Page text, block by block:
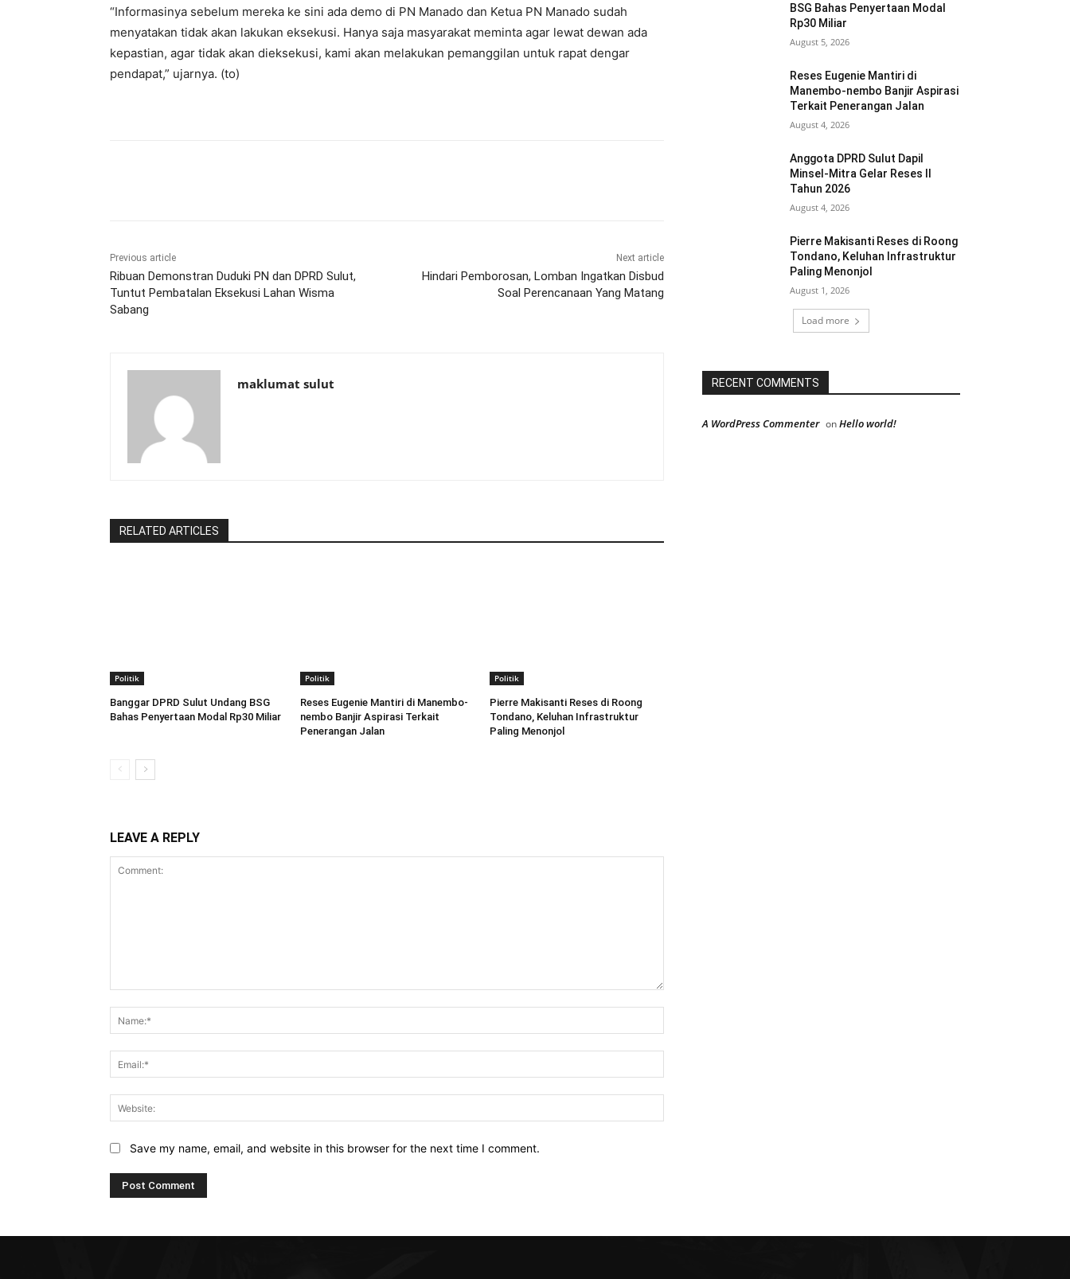
“Informasinya sebelum mereka ke sini ada demo di PN Manado dan Ketua PN Manado sudah
menyatakan tidak akan lakukan eksekusi. Hanya saja masyarakat meminta agar lewat dewan ada
kepastian, agar tidak akan dieksekusi, kami akan melakukan pemanggilan untuk rapat dengar
pendapat,” ujarnya. (to)
Previous article
Ribuan Demonstran Duduki PN dan DPRD Sulut,
Tuntut Pembatalan Eksekusi Lahan Wisma
Sabang
Next article
Hindari Pemborosan, Lomban Ingatkan Disbud
Soal Perencanaan Yang Matang
maklumat sulut
RELATED ARTICLES
Politik
Banggar DPRD Sulut Undang BSG
Bahas Penyertaan Modal Rp30 Miliar
Politik
Reses Eugenie Mantiri di Manembo-
nembo Banjir Aspirasi Terkait
Penerangan Jalan
Politik
Pierre Makisanti Reses di Roong
Tondano, Keluhan Infrastruktur
Paling Menonjol
LEAVE A REPLY
Save my name, email, and website in this browser for the next time I comment.
BSG Bahas Penyertaan Modal
Rp30 Miliar
August 5, 2026
Reses Eugenie Mantiri di
Manembo-nembo Banjir Aspirasi
Terkait Penerangan Jalan
August 4, 2026
Anggota DPRD Sulut Dapil
Minsel-Mitra Gelar Reses II
Tahun 2026
August 4, 2026
Pierre Makisanti Reses di Roong
Tondano, Keluhan Infrastruktur
Paling Menonjol
August 1, 2026
Load more
RECENT COMMENTS
A WordPress Commenter onHello world!